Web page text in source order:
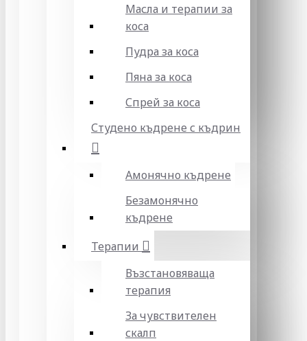
Масла и терапии за
коса
Пудра за коса
Пяна за коса
Спрей за коса
Студено къдрене с къдрин
Амонячно къдрене
Безамонячно
къдрене
Терапии
Възстановяваща
терапия
За чувствителен
скалп